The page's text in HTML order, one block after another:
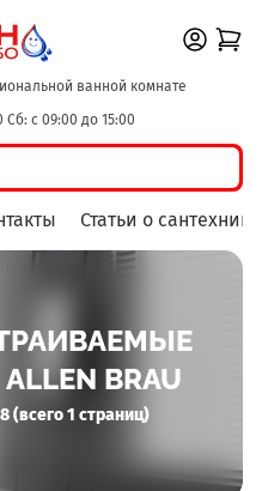
ванной комнате
Сб: с 09:00 до 15:00
Статьи о сантехнике
BRAU
(всего 1 страниц)